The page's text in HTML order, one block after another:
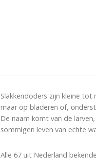
Slakkendoders zijn kleine
maar op bladeren of,
De naam komt van de
sommigen leven van echte
Alle 67 uit Nederland